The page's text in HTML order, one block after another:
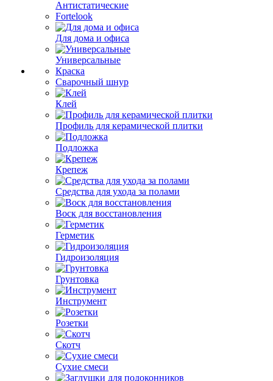
Антистатические
Fortelook
Для дома и офиса
Универсальные
Краска
Сварочный шнур
Клей
Профиль для керамической плитки
Подложка
Крепеж
Средства для ухода за полами
Воск для восстановления
Герметик
Гидроизоляция
Грунтовка
Инструмент
Розетки
Скотч
Сухие смеси